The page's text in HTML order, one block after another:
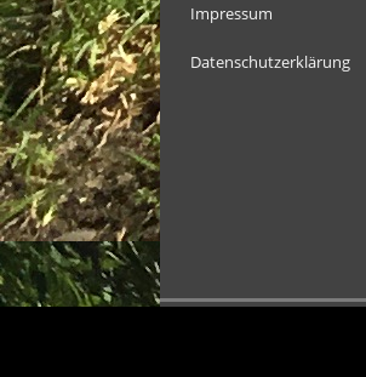
Impressum
Datenschutzerklärung